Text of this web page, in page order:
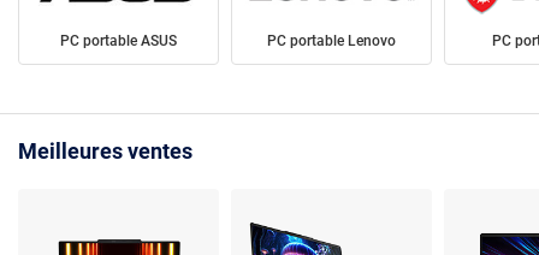
PC portable ASUS PC portable Lenovo PC
Meilleures ventes